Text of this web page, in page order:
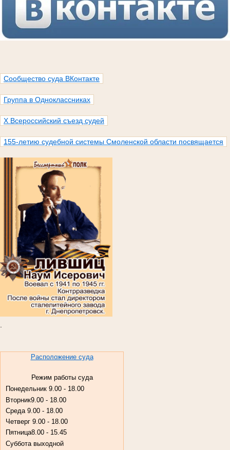
Сообщество суда ВКонтакте
Группа в Одноклассниках
X Всероссийский съезд судей
155-летию судебной системы Смоленской области посвящается
Расположение суда
Режим работы суда
Понедельник 9.00 - 18.00
Вторник9.00 - 18.00
Среда 9.00 - 18.00
Четверг 9.00 - 18.00
Пятница8.00 - 15.45
Суббота выходной